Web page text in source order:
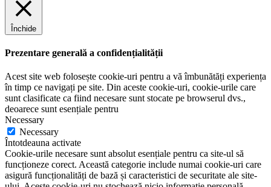
Închide
Prezentare generală a confidențialității
Acest site web folosește cookie-uri pentru a vă îmbunătăți experiența
în timp ce navigați pe site. Din aceste cookie-uri, cookie-urile care
sunt clasificate ca fiind necesare sunt stocate pe browserul dvs.,
deoarece sunt esențiale pentru
Necessary
Necessary
Întotdeauna activate
Cookie-urile necesare sunt absolut esențiale pentru ca site-ul să
funcționeze corect. Această categorie include numai cookie-uri care
asigură funcționalități de bază și caracteristici de securitate ale site-